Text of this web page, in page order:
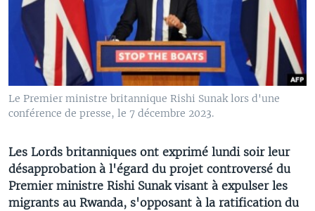
Le Premier ministre britannique Rishi Sunak lors d'une
conférence de presse, le 7 décembre 2023.
Les Lords britanniques ont exprimé lundi soir leur
désapprobation à l'égard du projet controversé du
Premier ministre Rishi Sunak visant à expulser les
migrants au Rwanda, s'opposant à la ratification du